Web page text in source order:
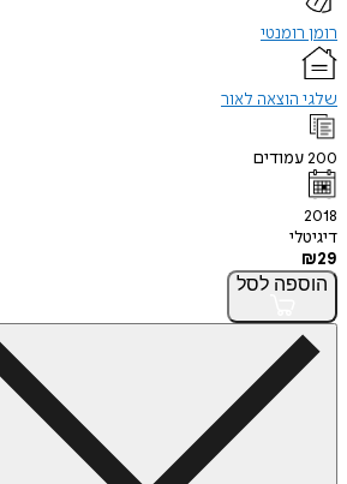
רומן רומנטי
שלגי הוצאה לאור
200עמודים
2018
דיגיטלי
₪29
הוספה לסל